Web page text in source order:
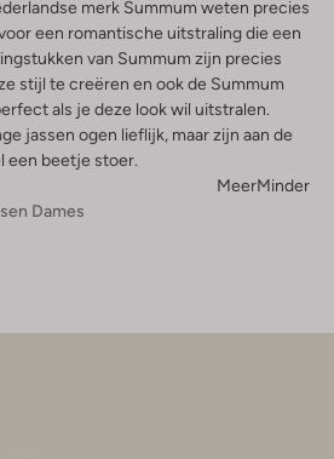
merk Summum weten precies
een romantische uitstraling die een
van Summum zijn precies
stijl te creëren en ook de Summum
als je deze look wil uitstralen.
jassen ogen lieflijk, maar zijn aan de
een beetje stoer.
MeerMinder
Dames